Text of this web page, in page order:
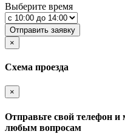
Выберите время
Отправить заявку
×
Схема проезда
×
Отправьте свой телефон
любым вопросам